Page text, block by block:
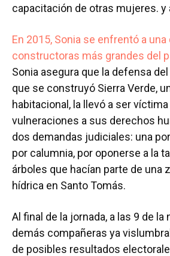
capacitación de otras mujeres. y
En 2015, Sonia se enfrentó a
constructoras más grandes del
Sonia asegura que la defensa
que se construyó Sierra Verde,
habitacional, la llevó a ser
vulneraciones a sus derechos
dos demandas judiciales: una
por calumnia, por oponerse a la
árboles que hacían parte de una
hídrica en Santo Tomás.
Al final de la jornada, a las 9 de la
demás compañeras ya
de posibles resultados